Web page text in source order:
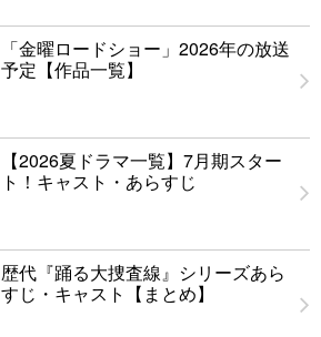
「金曜ロードショー」2026年の放送
予定【作品一覧】
【2026夏ドラマ一覧】7月期スター
ト！キャスト・あらすじ
歴代『踊る大捜査線』シリーズあら
すじ・キャスト【まとめ】